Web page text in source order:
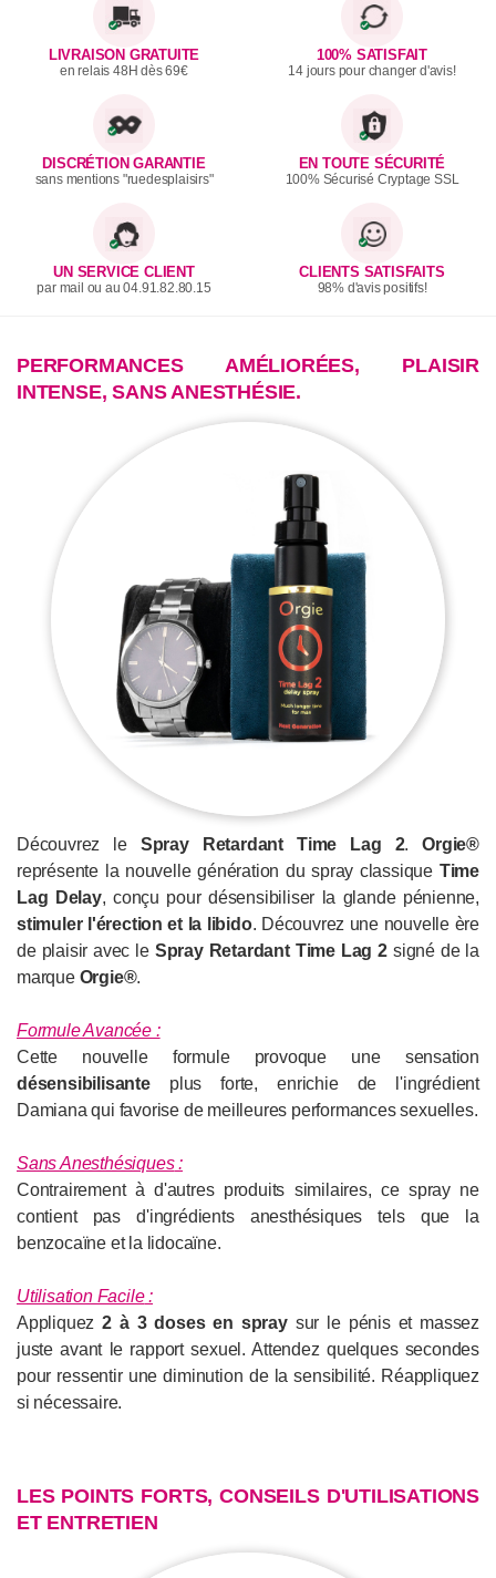
LIVRAISON GRATUITE
en relais 48H dès 69€
100% SATISFAIT
14 jours pour changer d'avis!
DISCRÉTION GARANTIE
sans mentions "ruedesplaisirs"
EN TOUTE SÉCURITÉ
100% Sécurisé Cryptage SSL
UN SERVICE CLIENT
par mail ou au 04.91.82.80.15
CLIENTS SATISFAITS
98% d'avis positifs!
PERFORMANCES AMÉLIORÉES, PLAISIR
INTENSE, SANS ANESTHÉSIE.
Découvrez le Spray Retardant Time Lag 2.Orgie®
représente la nouvelle génération du spray classique Time
Lag Delay, conçu pour désensibiliser la glande pénienne,
stimuler l'érection et la libido. Découvrez une nouvelle ère
de plaisir avec le Spray Retardant Time Lag 2 signé de la
marque Orgie®.
Formule Avancée :
Cette nouvelle formule provoque une sensation
désensibilisante plus forte, enrichie de l'ingrédient
Damiana qui favorise de meilleures performances sexuelles.
Sans Anesthésiques:
Contrairement à d'autres produits similaires, ce spray ne
contient pas d'ingrédients anesthésiques tels que la
benzocaïne et la lidocaïne.
Utilisation Facile:
Appliquez2 à 3 doses en spraysur le pénis et massez
juste avant le rapport sexuel. Attendez quelques secondes
pour ressentir une diminution de la sensibilité. Réappliquez
si nécessaire.
LES POINTS FORTS, CONSEILS D'UTILISATIONS
ET ENTRETIEN